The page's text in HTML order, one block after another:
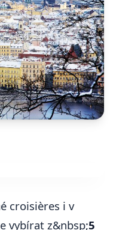
croisières i v
vybírat z&nbsp;5